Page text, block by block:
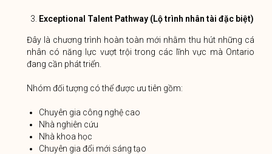
Exceptional Talent Pathway (Lộ trình nhân tài đặc biệt)
Đây là chương trình hoàn toàn mới nhằm thu hút những cá
nhân có năng lực vượt trội trong các lĩnh vực mà Ontario
đang cần phát triển.
Nhóm đối tượng có thể được ưu tiên gồm:
Chuyên gia công nghệ cao
Nhà nghiên cứu
Nhà khoa học
Chuyên gia đổi mới sáng tạo